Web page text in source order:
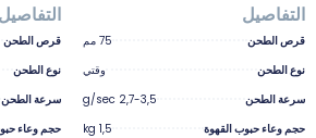
التفاصيل
قرص الطحن
75 مم
نوع الطحن
وقتي
سرعة الطحن
2,7-3,5 g/sec
حجم وعاء حبوب القهوة
1,5 kg
التفاصيل
قرص الطحن
نوع الطحن
سرعة الطحن
حجم وعاء